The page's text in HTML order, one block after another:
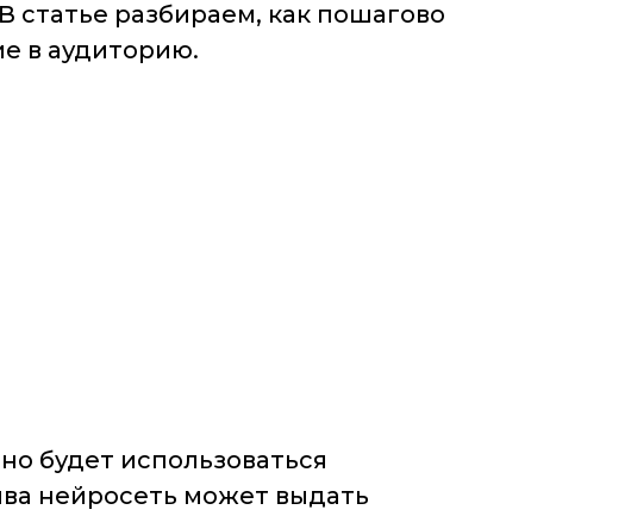
разбираем, как пошагово
в аудиторию.
будет использоваться
нейросеть может выдать